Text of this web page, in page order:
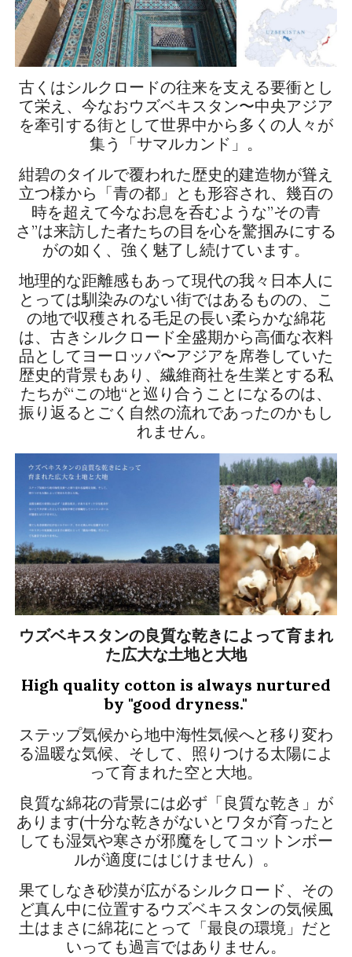
古くはシルクロードの往来を支える要衝とし
て栄え、今なおウズベキスタン〜中央アジア
を牽引する街として世界中から多くの人々が
集う「サマルカンド」。
紺碧のタイルで覆われた歴史的建造物が聳え
立つ様から「青の都」とも形容され、幾百の
時を超えて今なお息を呑むような”その青
さ”は来訪した者たちの目を心を驚掴みにする
がの如く、強く魅了し続けています。
地理的な距離感もあって現代の我々日本人に
とっては馴染みのない街ではあるものの、こ
の地で収穫される毛足の長い柔らかな綿花
は、古きシルクロード全盛期から高価な衣料
品としてヨーロッパ〜アジアを席巻していた
歴史的背景もあり、繊維商社を生業とする私
たちが“この地“と巡り合うことになるのは、
振り返るとごく自然の流れであったのかもし
れません。
ウズベキスタンの良質な乾きによって育まれ
た広大な土地と大地
High quality cotton is always nurtured
by "good dryness."
ステップ気候から地中海性気候へと移り変わ
る温暖な気候、そして、照りつける太陽によ
って育まれた空と大地。
良質な綿花の背景には必ず「良質な乾き」が
あります(十分な乾きがないとワタが育ったと
しても湿気や寒さが邪魔をしてコットンボー
ルが適度にはじけません）。
果てしなき砂漠が広がるシルクロード、その
ど真ん中に位置するウズベキスタンの気候風
土はまさに綿花にとって「最良の環境」だと
いっても過言ではありません。